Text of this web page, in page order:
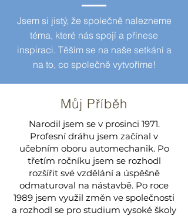
Jsem si jistý, že společně nalezneme
téma, které nás spojí a přinese
inspiraci. Těším se na naše setkání a
na to, co společně vytvoříme!
Můj Příběh
Narodil jsem se v prosinci 1971.
Profesní dráhu jsem začínal v
učebním oboru automechanik. Po
třetím ročníku jsem se rozhodl
rozšířit své vzdělání a úspěšně
odmaturoval na nástavbě. Po roce
1989 jsem využil změn ve společnosti
a rozhodl se pro studium vysoké školy